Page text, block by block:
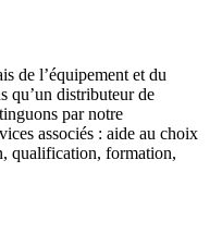
de l’équipement et du
qu’un distributeur de
par notre
associés : aide au choix
qualification, formation,